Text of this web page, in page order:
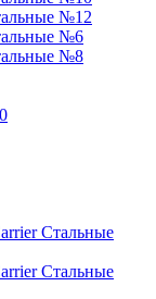
№12
№6
№8
Стальные
Стальные